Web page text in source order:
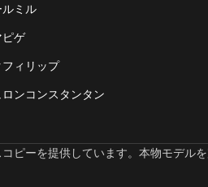
ルミル
ピゲ
ィリップ
ンコンスタンタン
ピーを提供しています。本物モデル